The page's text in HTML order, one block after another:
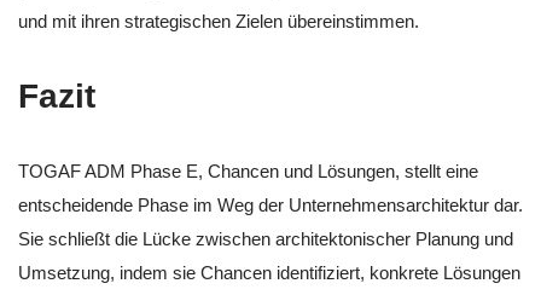
und mit ihren strategischen Zielen übereinstimmen.
Fazit
TOGAF ADM Phase E, Chancen und Lösungen, stellt eine
entscheidende Phase im Weg der Unternehmensarchitektur dar.
Sie schließt die Lücke zwischen architektonischer Planung und
Umsetzung, indem sie Chancen identifiziert, konkrete Lösungen